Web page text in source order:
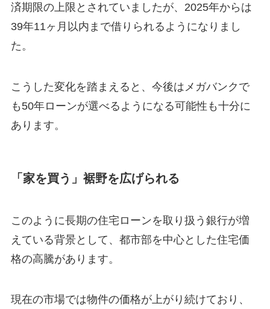
済期限の上限とされていましたが、2025年からは
39年11ヶ月以内まで借りられるようになりまし
た。
こうした変化を踏まえると、今後はメガバンクで
も50年ローンが選べるようになる可能性も十分に
あります。
「家を買う」裾野を広げられる
このように長期の住宅ローンを取り扱う銀行が増
えている背景として、都市部を中心とした住宅価
格の高騰があります。
現在の市場では物件の価格が上がり続けており、